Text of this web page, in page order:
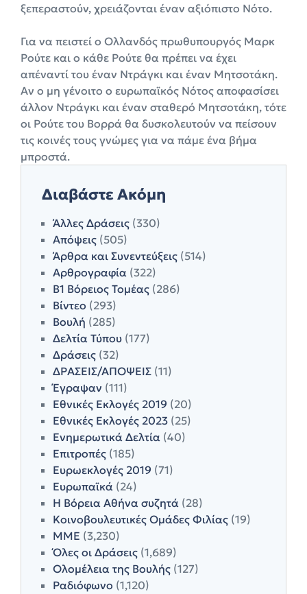
ξεπεραστούν, χρειάζονται έναν αξιόπιστο Νότο.
Για να πειστεί ο Ολλανδός πρωθυπουργός Μαρκ
Ρούτε και ο κάθε Ρούτε θα πρέπει να έχει
απέναντί του έναν Ντράγκι και έναν Μητσοτάκη.
Αν ο μη γένοιτο ο ευρωπαϊκός Νότος αποφασίσει
άλλον Ντράγκι και έναν σταθερό Μητσοτάκη, τότε
οι Ρούτε του Βορρά θα δυσκολευτούν να πείσουν
τις κοινές τους γνώμες για να πάμε ένα βήμα
μπροστά.
Διαβάστε Ακόμη
Άλλες Δράσεις (330)
Απόψεις (505)
Άρθρα και Συνεντεύξεις (514)
Αρθρογραφία (322)
Β1 Βόρειος Τομέας (286)
Βίντεο (293)
Βουλή (285)
Δελτία Τύπου (177)
Δράσεις (32)
ΔΡΑΣΕΙΣ/ΑΠΟΨΕΙΣ (11)
Έγραψαν (111)
Εθνικές Εκλογές 2019 (20)
Εθνικές Εκλογές 2023 (25)
Ενημερωτικά Δελτία (40)
Επιτροπές (185)
Ευρωεκλογές 2019 (71)
Ευρωπαϊκά (24)
Η Βόρεια Αθήνα συζητά (28)
Κοινοβουλευτικές Ομάδες Φιλίας (19)
ΜΜΕ (3,230)
Όλες οι Δράσεις (1,689)
Ολομέλεια της Βουλής (127)
Ραδιόφωνο (1,120)